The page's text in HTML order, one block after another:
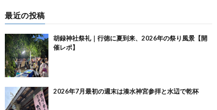
最近の投稿
胡録神社祭礼｜行徳に夏到来、2026年の祭り風景【開
催レポ】
2026年7月最初の週末は湊水神宮参拝と水辺で乾杯